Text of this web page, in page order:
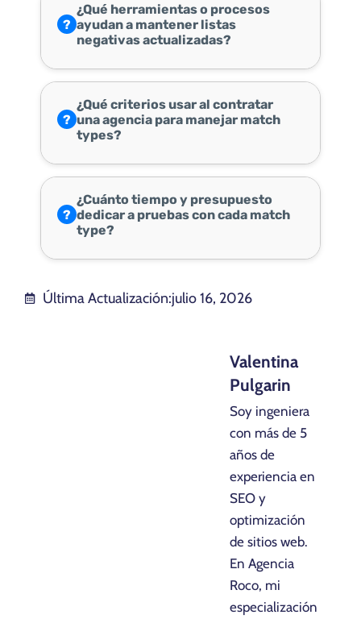
?
¿Qué herramientas o procesos
ayudan a mantener listas
negativas actualizadas?
?
¿Qué criterios usar al contratar
una agencia para manejar match
types?
?
¿Cuánto tiempo y presupuesto
dedicar a pruebas con cada match
type?
Última Actualización:julio 16, 2026
Valentina
Pulgarin
Soy ingeniera
con más de 5
años de
experiencia en
SEO y
optimización
de sitios web.
En Agencia
Roco, mi
especialización